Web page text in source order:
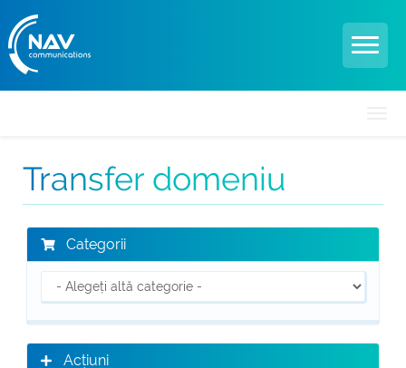
Transfer domeniu
Categorii
Acțiuni